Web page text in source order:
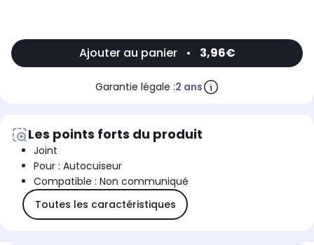
Ajouter au panier • 3,96€
Garantie légale :2 ans
Les points forts du produit
Joint
Pour : Autocuiseur
Compatible : Non communiqué
Toutes les caractéristiques